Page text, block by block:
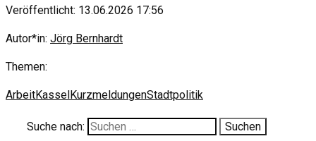
Veröffentlicht: 13.06.2026 17:56
Autor*in: Jörg Bernhardt
Themen:
ArbeitKasselKurzmeldungenStadtpolitik
Suche nach: